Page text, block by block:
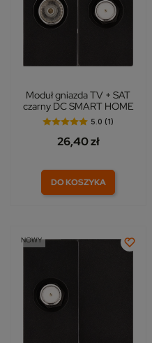
Moduł gniazda TV + SAT
czarny DC SMART HOME
5.0 (1)
26,40 zł
DO KOSZYKA
NOWY